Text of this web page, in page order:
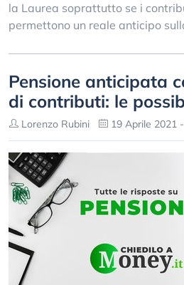
la Laurea soprattutto se i
permettono un reale anticipo
Pensione anticipata
di contributi: le
Lorenzo Rubini 19 Aprile 2021